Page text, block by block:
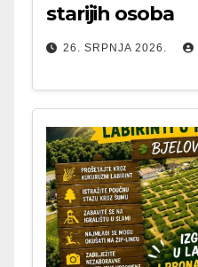
starijih osoba
26. SRPNJA 2026.